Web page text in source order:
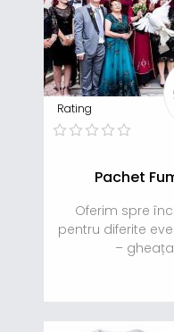
Rating
Pachet
Oferim spre
pentru diferite
–